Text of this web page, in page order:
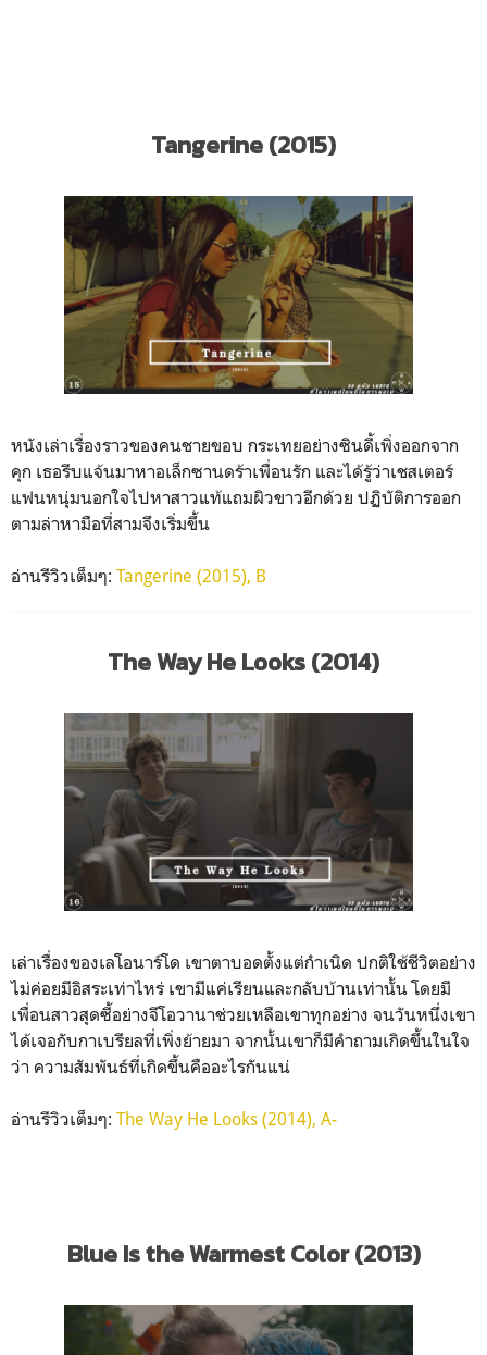
Tangerine (2015)
หนังเล่าเรื่องราวของคนชายขอบ กระเทยอย่างซินดี้เพิ่งออกจาก
คุก เธอรีบแจ้นมาหาอเล็กซานดร้าเพื่อนรัก และได้รู้ว่าเชสเตอร์
แฟนหนุ่มนอกใจไปหาสาวแท้แถมผิวขาวอีกด้วย ปฏิบัติการออก
ตามล่าหามือที่สามจึงเริ่มขึ้น
อ่านรีวิวเต็มๆ: Tangerine (2015), B
The Way He Looks (2014)
เล่าเรื่องของเลโอนาร์โด เขาตาบอดตั้งแต่กำเนิด ปกติใช้ชีวิตอย่าง
ไม่ค่อยมีอิสระเท่าไหร่ เขามีแค่เรียนและกลับบ้านเท่านั้น โดยมี
เพื่อนสาวสุดซี้อย่างจีโอวานาช่วยเหลือเขาทุกอย่าง จนวันหนึ่งเขา
ได้เจอกับกาเบรียลที่เพิ่งย้ายมา จากนั้นเขาก็มีคำถามเกิดขึ้นในใจ
ว่า ความสัมพันธ์ที่เกิดขึ้นคืออะไรกันแน่
อ่านรีวิวเต็มๆ: The Way He Looks (2014), A-
Blue Is the Warmest Color (2013)